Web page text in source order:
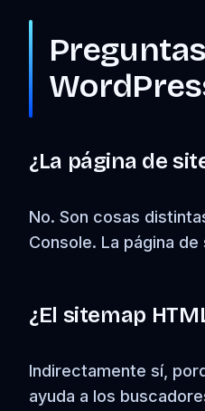
¿La página de
No. Son cosas
Console. La página
¿El sitemap
Indirectamente sí,
ayuda a los